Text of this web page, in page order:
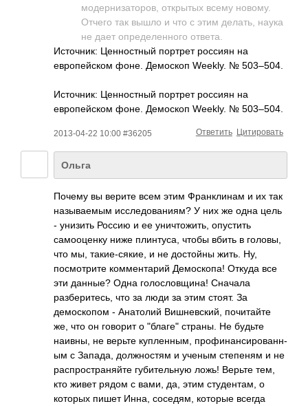
модернизаторов, открытых всему новому.
Отчего так вышло и что с этим делать, наука
не дает определенного ответа.
Источник: Ценностный портрет россиян на
европейском фоне. Демоскоп Weekly. № 503–504.
Источник: Ценностный портрет россиян на
европейском фоне. Демоскоп Weekly. № 503–504.
2013-04-22 10:00 #36205 Цитировать
Ответить
Ольга
Почему вы верите всем этим Франклинам и их так
называемым исследованиям? У них же одна цель
- унизить Россию и ее уничтожить, опустить
самооценку ниже плинтуса, чтобы вбить в головы,
что мы, такие-сякие, и не достойны жить. Ну,
посмотрите комментарий Демоскопа! Откуда все
эти данные? Одна голословщина! Сначала
разберитесь, что за люди за этим стоят. За
демоскопом - Анатолий Вишневский, почитайте
же, что он говорит о "благе" страны. Не будьте
наивны, не верьте купленным, профинансированн­
ым с Запада, должностям и ученым степеням и не
распространяйте губительную ложь! Верьте тем,
кто живет рядом с вами, да, этим студентам, о
которых пишет Инна, соседям, которые всегда